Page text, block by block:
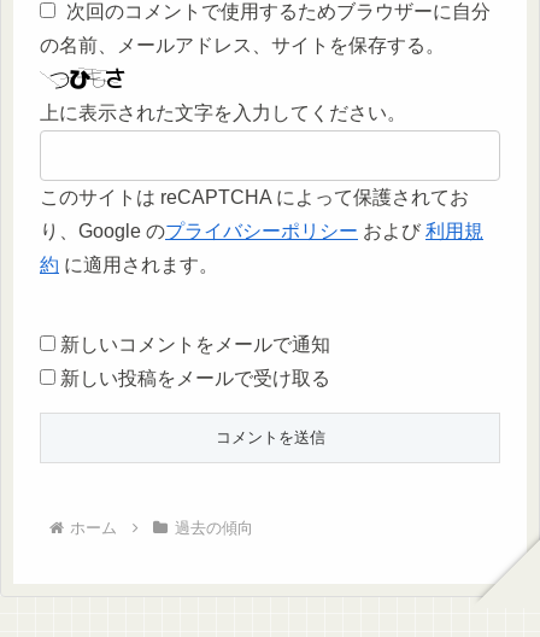
次回のコメントで使用するためブラウザーに自分
の名前、メールアドレス、サイトを保存する。
上に表示された文字を入力してください。
このサイトは reCAPTCHA によって保護されてお
り、Google のプライバシーポリシー および 利用規
約 に適用されます。
新しいコメントをメールで通知
新しい投稿をメールで受け取る
ホーム 過去の傾向